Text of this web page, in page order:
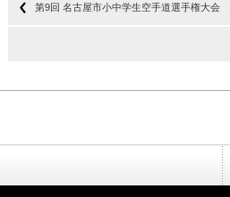
第9回 名古屋市小中学生空手道選手権大会